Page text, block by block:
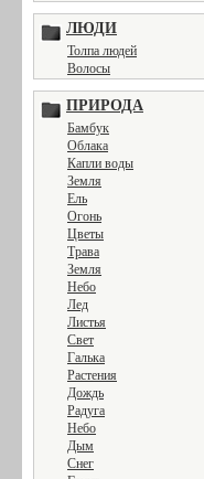
ЛЮДИ
Толпа людей
Волосы
ПРИРОДА
Бамбук
Облака
Капли воды
Земля
Ель
Огонь
Цветы
Трава
Земля
Небо
Лед
Листья
Свет
Галька
Растения
Дождь
Радуга
Небо
Дым
Снег